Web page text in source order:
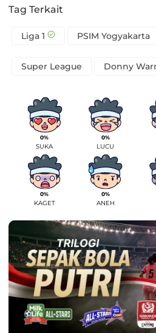
Tag Terkait
Liga 1 PSIM Yogyakarta
Super League Donny
0%
SUKA
0%
LUCU
0%
KAGET
0%
ANEH